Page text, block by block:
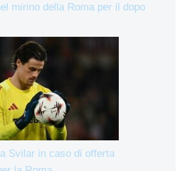
mirino della Roma per il dopo
Svilar in caso di offerta